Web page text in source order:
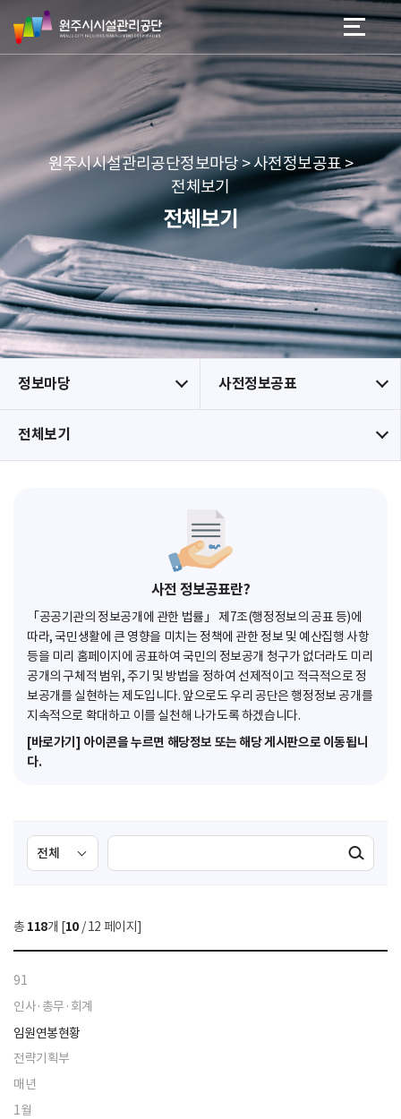
네
본문 바로가기
메뉴 바로가기
원
주
시
리
공
단
원주시시설관리공단정보마당 > 사전정보공표 >
전체보기
전체보기
정보마당 사전정보공표
전체보기
사전 정보공표란?
「공공기관의 정보공개에 관한 법률」 제7조(행정정보의 공표 등)에
따라, 국민생활에 큰 영향을 미치는 정책에 관한 정보 및 예산집행 사항
등을 미리 홈페이지에 공표하여 국민의 정보공개 청구가 없더라도 미리
공개의 구체적 범위, 주기 및 방법을 정하여 선제적이고 적극적으로 정
보공개를 실현하는 제도입니다. 앞으로도 우리 공단은 행정정보 공개를
지속적으로 확대하고 이를 실천해 나가도록 하겠습니다.
[바로가기] 아이콘을 누르면 해당정보 또는 해당 게시판으로 이동됩니
다.
검
색
선
택
색
검색실행
총 118개 [10 / 12 페이지]
91
인사·총무·회계
임원연봉현황
전략기획부
매년
1월